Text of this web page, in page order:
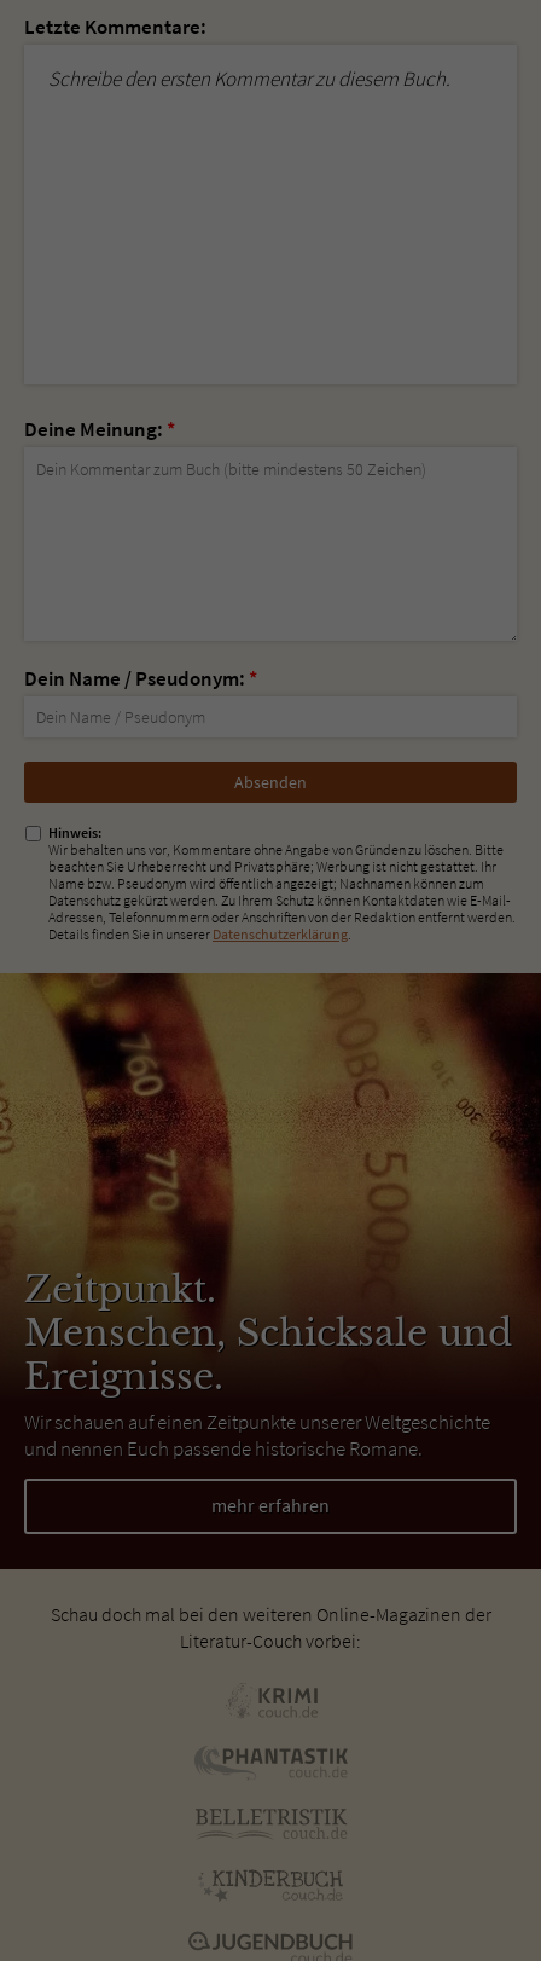
Letzte Kommentare:
Schreibe den ersten Kommentar zu diesem Buch.
Deine Meinung: *
Dein Name / Pseudonym: *
Nicht
ausfüllen!
Hinweis:
Wir behalten uns vor, Kommentare ohne Angabe von Gründen zu löschen. Bitte
beachten Sie Urheberrecht und Privatsphäre; Werbung ist nicht gestattet. Ihr
Name bzw. Pseudonym wird öffentlich angezeigt; Nachnamen können zum
Datenschutz gekürzt werden. Zu Ihrem Schutz können Kontaktdaten wie E-Mail-
Adressen, Telefonnummern oder Anschriften von der Redaktion entfernt werden.
Details finden Sie in unserer Datenschutzerklärung.
Zeitpunkt.
Menschen, Schicksale und
Ereignisse.
Wir schauen auf einen Zeitpunkte unserer Weltgeschichte
und nennen Euch passende historische Romane.
mehr erfahren
Schau doch mal bei den weiteren Online-Magazinen der
Literatur-Couch vorbei: